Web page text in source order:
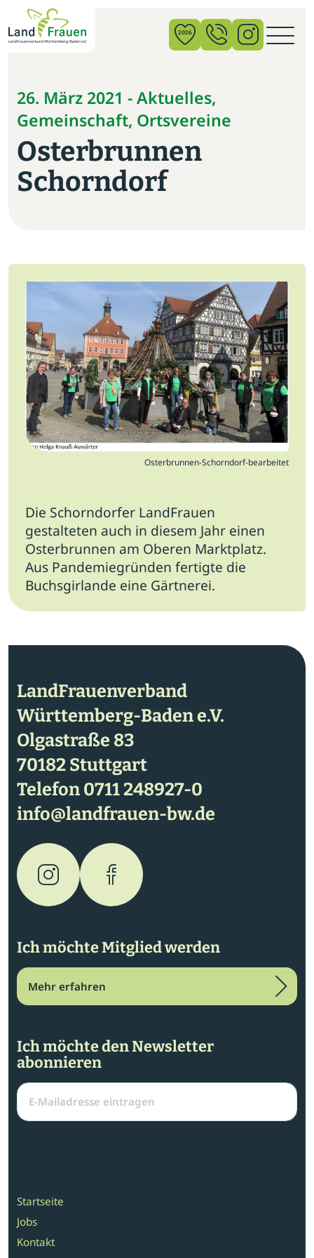
2026
26. März 2021 - Aktuelles,
Gemeinschaft, Ortsvereine
Osterbrunnen
Schorndorf
×
News
Verband
Politik
Bildung
Vor Ort
Startseite
Jobs
Newsletter
Presse
Intern
Osterbrunnen-Schorndorf-bearbeitet
Die Schorndorfer LandFrauen
gestalteten auch in diesem Jahr einen
Osterbrunnen am Oberen Marktplatz.
Aus Pandemiegründen fertigte die
Buchsgirlande eine Gärtnerei.
LandFrauenverband
Württemberg-Baden e.V.
Olgastraße 83
70182 Stuttgart
Telefon0711 248927-0
info@landfrauen-bw.de
Ich möchte Mitglied werden
Mehr erfahren
Ich möchte den Newsletter
abonnieren
Startseite
Jobs
Kontakt